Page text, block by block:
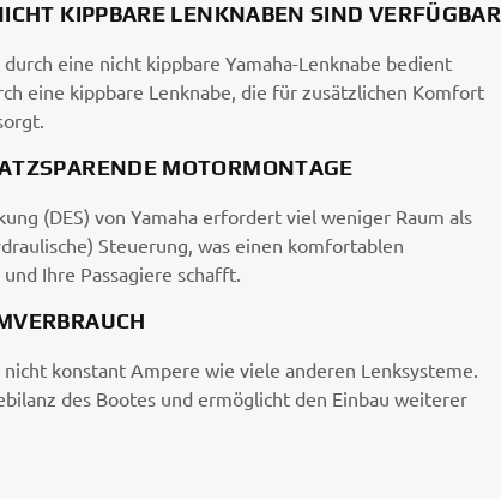
KIPPBARE LENKNABEN SIND VERFÜGBAR
durch eine nicht kippbare Yamaha-Lenknabe bedient
eine kippbare Lenknabe, die für zusätzlichen Komfort
MOTORMONTAGE
(DES) von Yamaha erfordert viel weniger Raum als
Steuerung, was einen komfortablen
Ihre Passagiere schafft.
nicht konstant Ampere wie viele anderen Lenksysteme.
des Bootes und ermöglicht den Einbau weiterer